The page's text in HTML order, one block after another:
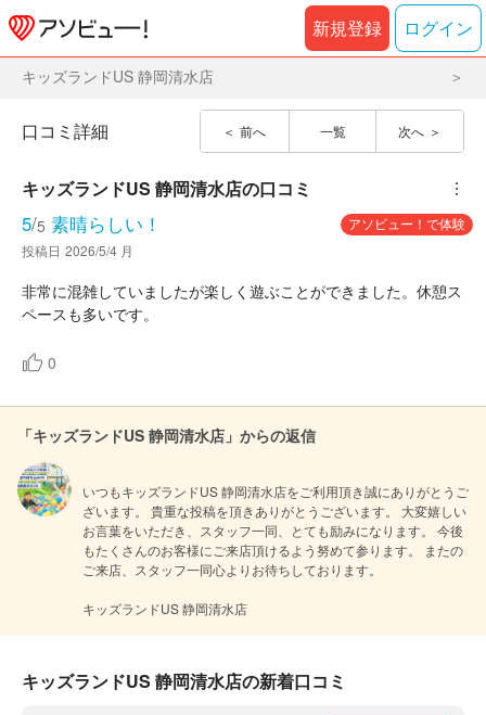
新規登録 ログイン
キッズランドUS 静岡清水店
前へ 一覧 次へ
口コミ詳細
キッズランドUS 静岡清水店の口コミ ︙
5/5 素晴らしい！
アソビュー！で体験
投稿日 2026/5/4 月
非常に混雑していましたが楽しく遊ぶことができました。休憩ス
ペースも多いです。
0
「キッズランドUS 静岡清水店」からの返信
いつもキッズランドUS 静岡清水店をご利用頂き誠にありがとうご
ざいます。 貴重な投稿を頂きありがとうございます。 大変嬉しい
お言葉をいただき、スタッフ一同、とても励みになります。 今後
もたくさんのお客様にご来店頂けるよう努めて参ります。 またの
ご来店、スタッフ一同心よりお待ちしております。
キッズランドUS 静岡清水店
キッズランドUS 静岡清水店の新着口コミ